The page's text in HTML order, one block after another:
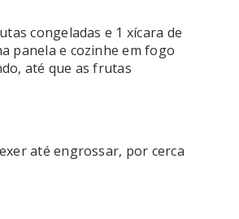
congeladas e 1 xícara de
panela e cozinhe em fogo
até que as frutas
até engrossar, por cerca